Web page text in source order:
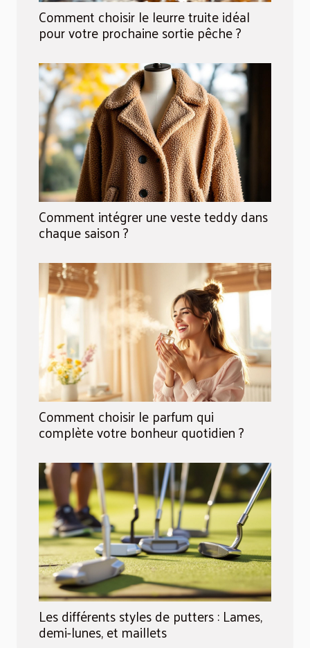
Comment choisir le leurre truite idéal
pour votre prochaine sortie pêche ?
Comment intégrer une veste teddy dans
chaque saison ?
Comment choisir le parfum qui
complète votre bonheur quotidien ?
Les différents styles de putters : Lames,
demi-lunes, et maillets